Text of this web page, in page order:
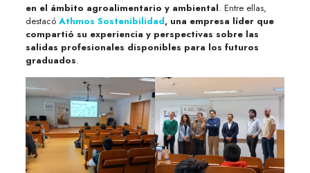
en el ámbito agroalimentario y ambiental. Entre ellas,
destacó Athmos Sostenibilidad, una empresa líder que
compartió su experiencia y perspectivas sobre las
salidas profesionales disponibles para los futuros
graduados.